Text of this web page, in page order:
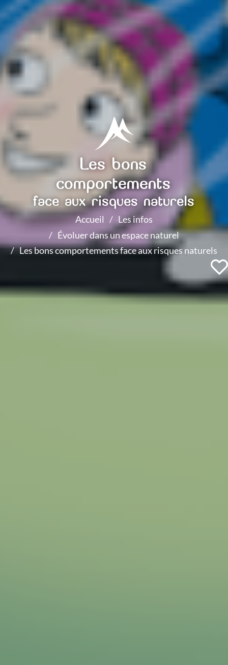
Les bons
comportements
face aux risques naturels
Accueil
Les infos
Évoluer dans un espace naturel
Les bons comportements face aux risques naturels